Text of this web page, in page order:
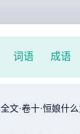
词语 成语
文·卷十·恒娘什